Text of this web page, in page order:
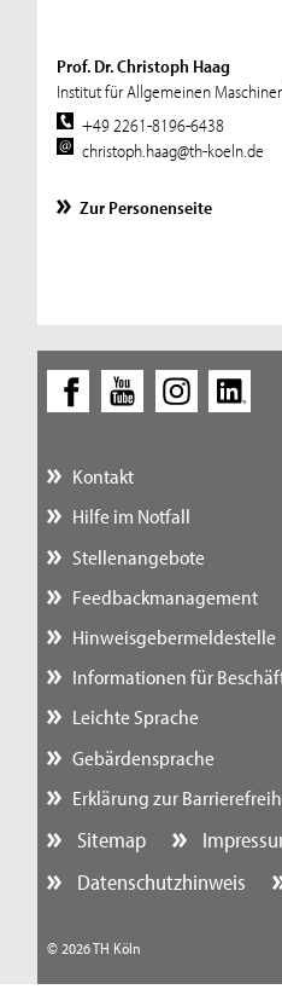
Prof. Dr. Christoph Haag
Institut für Allgemeinen
+49 2261-8196-6438
christoph.haag@th-koeln.de
Zur Personenseite
Kontakt
Hilfe im Notfall
Stellenangebote
Feedbackmanagement
Hinweisgebermeldestelle
Informationen für
Leichte Sprache
Gebärdensprache
Erklärung zur
Sitemap
Datenschutzhinweis
© 2026 TH Köln